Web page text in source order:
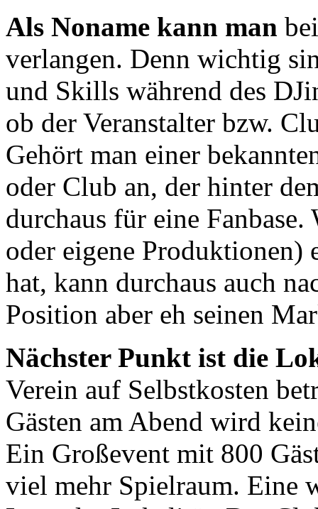
Als Noname kann man
verlangen. Denn wichtig
und Skills während des
ob der Veranstalter bzw.
Gehört man einer
oder Club an, der hinter
durchaus für eine
oder eigene Produktionen)
hat, kann durchaus auch
Position aber eh seinen
Nächster Punkt ist die
Verein auf Selbstkosten
Gästen am Abend wird
Ein Großevent mit 800
viel mehr Spielraum. Eine